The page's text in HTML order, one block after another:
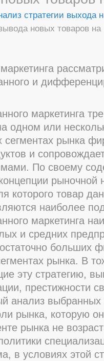
стратегии выхода
новых товаров на
и
маркетинга
одном или
сегментах рынка
и
По своему
концепции
которого товар
наиболее
маркетинга
и средних
больших
рынка. В
эту стратегию,
престижности
анализ выбранных
рынка, которую
рынка не
в условиях этой